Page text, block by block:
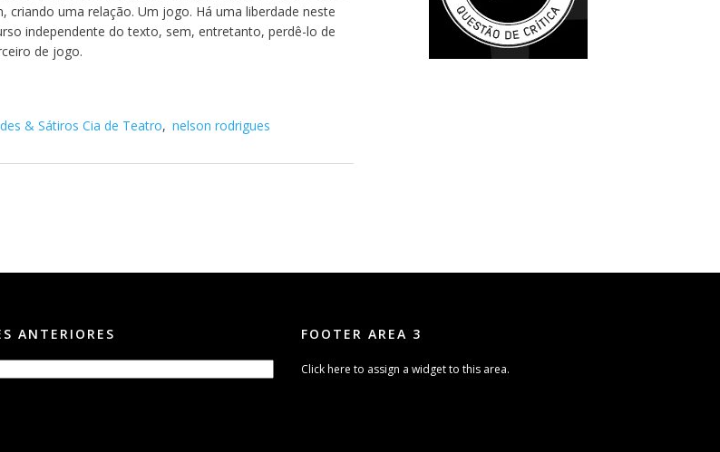
uma relação. Um jogo. Há uma liberdade neste
independente do texto, sem, entretanto, perdê-lo de
de jogo.
& Sátiros Cia de Teatro, nelson rodrigues
ANTERIORES FOOTER AREA 3
Click here to assign a widget to this area.